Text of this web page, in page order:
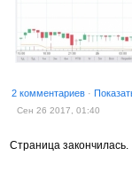
2 комментариев ·
Сен 26 2017, 01:40
Страница закончилась.